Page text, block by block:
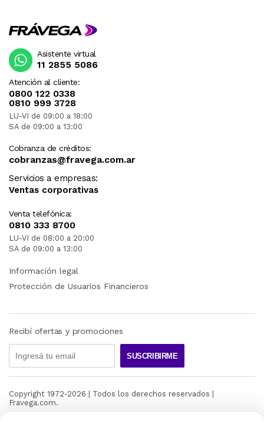
Atención al cliente:
0800 122 0338
0810 999 3728
LU-VI de 09:00 a 18:00
SA de 09:00 a 13:00
Cobranza de créditos:
cobranzas@fravega.com.ar
Servicios a empresas:
Ventas corporativas
Venta telefónica:
0810 333 8700
LU-VI de 08:00 a 20:00
SA de 09:00 a 13:00
Asistente virtual
11 2855 5086
Información legal
Protección de Usuarios Financieros
Recibí ofertas y promociones
SUSCRIBIRME
Copyright 1972-2026 | Todos los derechos reservados |
Fravega.com.